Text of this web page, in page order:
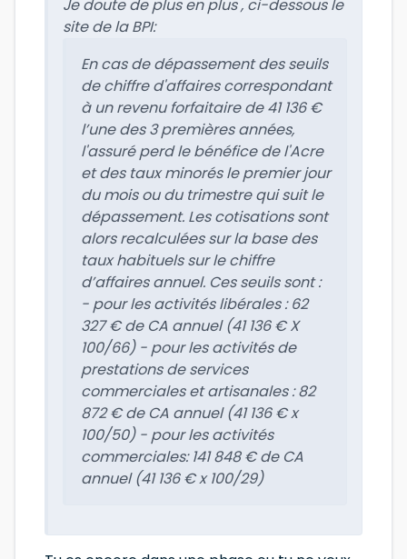
Je doute de plus en plus , ci-dessous le
site de la BPI:
En cas de dépassement des seuils
de chiffre d'affaires correspondant
à un revenu forfaitaire de 41 136 €
l’une des 3 premières années,
l'assuré perd le bénéfice de l'Acre
et des taux minorés le premier jour
du mois ou du trimestre qui suit le
dépassement. Les cotisations sont
alors recalculées sur la base des
taux habituels sur le chiffre
d’affaires annuel. Ces seuils sont :
- pour les activités libérales : 62
327 € de CA annuel (41 136 € X
100/66) - pour les activités de
prestations de services
commerciales et artisanales : 82
872 € de CA annuel (41 136 € x
100/50) - pour les activités
commerciales: 141 848 € de CA
annuel (41 136 € x 100/29)